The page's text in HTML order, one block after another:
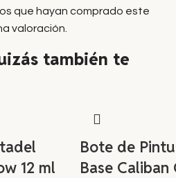
que hayan comprado este
valoración.
también te
12 ml
Bote de
Base Caliban